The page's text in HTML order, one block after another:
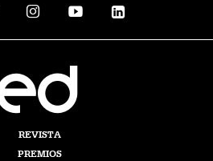
REVISTA
PREMIOS